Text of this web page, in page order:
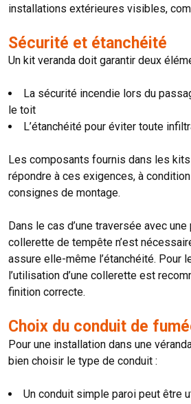
installations extérieures visibles,
Sécurité et étanchéité
Un kit veranda doit garantir deux
La sécurité incendie lors du
le toit
L’étanchéité pour éviter toute
Les composants fournis dans les
répondre à ces exigences, à
consignes de montage.
Dans le cas d’une traversée avec
collerette de tempête n’est
assure elle-même l’étanchéité. Pour
l’utilisation d’une collerette est
finition correcte.
Choix du conduit de
Pour une installation dans une
bien choisir le type de conduit :
Un conduit simple paroi peut être